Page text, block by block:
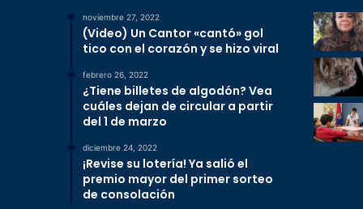
noviembre 27, 2022
(Video) Un Cantor «cantó» gol
tico con el corazón y se hizo viral
febrero 26, 2022
¿Tiene billetes de algodón? Vea
cuáles dejan de circular a partir
del 1 de marzo
diciembre 24, 2022
¡Revise su lotería! Ya salió el
premio mayor del primer sorteo
de consolación